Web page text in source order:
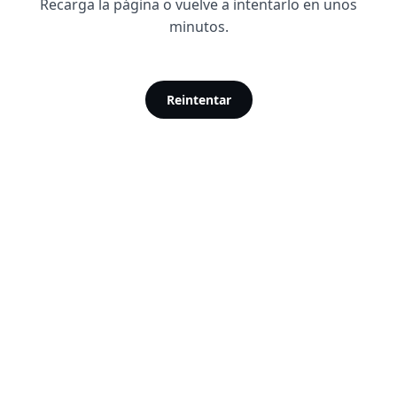
Recarga la página o vuelve a intentarlo en unos
minutos.
Reintentar